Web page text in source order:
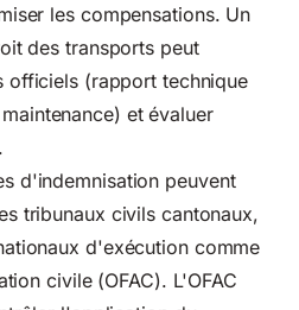
les compensations. Un
des transports peut
officiels (rapport technique
et évaluer
d'indemnisation peuvent
tribunaux civils cantonaux,
d'exécution comme
civile (OFAC). L'OFAC